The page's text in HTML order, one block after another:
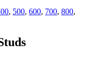
, 500, 600, 700, 800,